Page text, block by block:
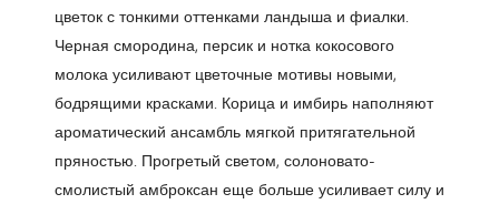
цветок с тонкими оттенками ландыша и фиалки.
Черная смородина, персик и нотка кокосового
молока усиливают цветочные мотивы новыми,
бодрящими красками. Корица и имбирь наполняют
ароматический ансамбль мягкой притягательной
пряностью. Прогретый светом, солоновато-
смолистый амброксан еще больше усиливает силу и